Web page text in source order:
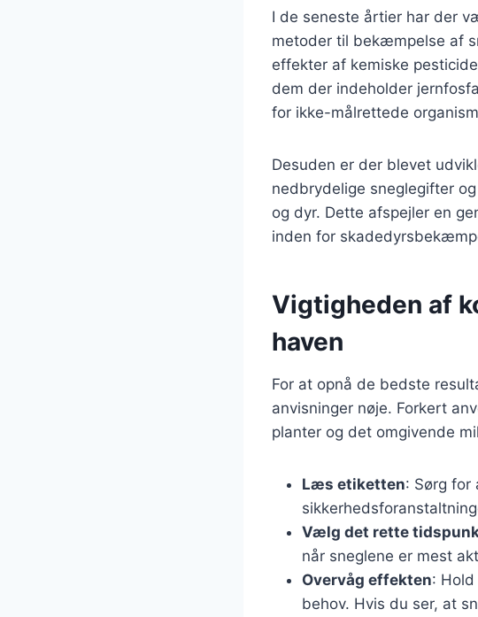
I de seneste årtier har der
metoder til bekæmpelse af
effekter af kemiske
dem der indeholder
for ikke-målrettede
Desuden er der blevet
nedbrydelige sneglegifter
og dyr. Dette afspejler en
inden for
Vigtigheden af
haven
For at opnå de bedste
anvisninger nøje. Forkert
planter og det omgivende
Læs etiketten: Sørg for
Vælg det rette
når sneglene er mest
Overvåg effekten:
behov. Hvis du ser, at